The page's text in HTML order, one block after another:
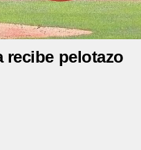
recibe pelotazo